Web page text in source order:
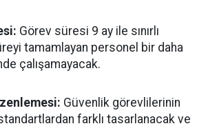
Görev süresi 9 ay ile sınırlı
tamamlayan personel bir daha
çalışamayacak.
Güvenlik görevlilerinin
farklı tasarlanacak ve